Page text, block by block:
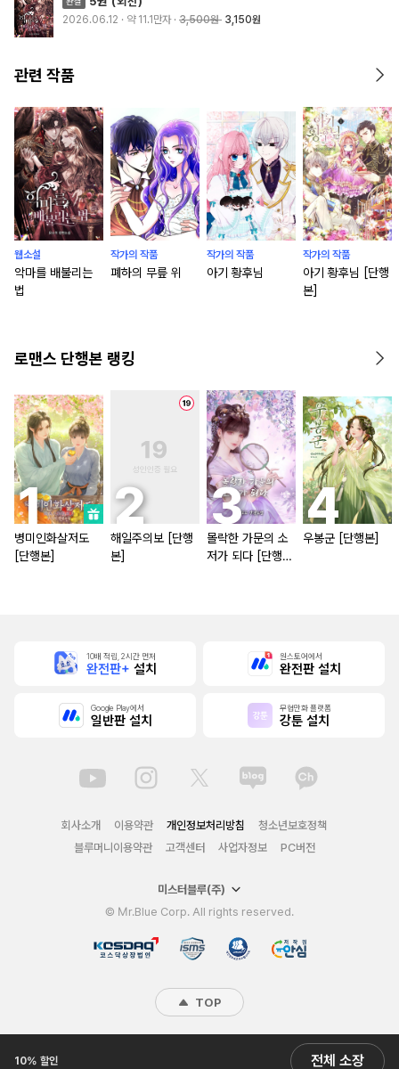
2026.06.12 · 약 11.1만자 3,500원 3,150원
관련 작품
웹소설
악마를 배불리는
법
작가의 작품
폐하의 무릎 위
작가의 작품
아기 황후님
작가의 작품
아기 황후님 [단행
본]
로맨스 단행본 랭킹
병미인화살저도
[단행본]
해일주의보 [단행
본]
몰락한 가문의 소
저가 되다 [단행
우봉군 [단행본]
10% 할인 전체 소장
10배 적립, 2시간 먼저
완전판+ 설치
원스토어에서
완전판 설치
Google Play에서
일반판 설치
무협만화 플랫폼
강툰 설치
회사소개 이용약관 개인정보처리방침
청소년보호정책
블루머니이용약관
고객센터 사업자정보 PC버전
미스터블루(주)
© Mr.Blue Corp. All rights reserved.
TOP